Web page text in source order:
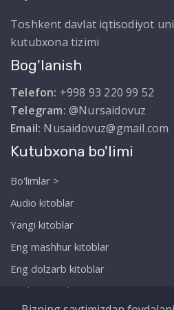
Toshkent davlat iqtisodiyot
kutubxona tizimi
Bog'lanish
Telefon: +998 93 220 99 52
Telegram: @Nursaidovuz
Email: Nusaidovuz@gmail.com
Kutubxona bo'limi
Bo'limlar >
Audio kitoblar
Yangi kitoblar
Eng mashhur kitoblar
Eng dolzarb kitoblar
Biz haqimizda